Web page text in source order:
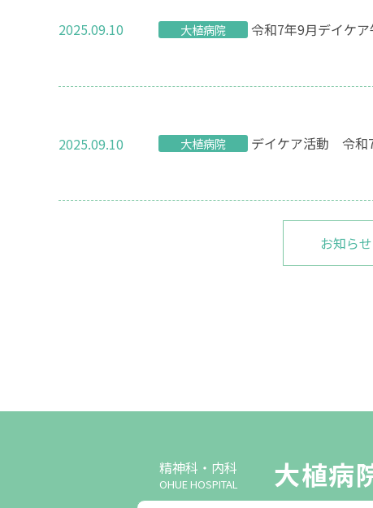
2025.09.10 大植病院 令和7年9月デイケ
2025.09.10 大植病院 デイケア活動 令和
お知ら
精神科・内科
OHUE HOSPITAL 大植病